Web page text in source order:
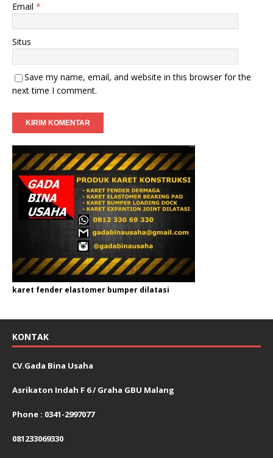
Email *
Situs
Save my name, email, and website in this browser for the
next time I comment.
karet fender elastomer bumper dilatasi
KONTAK
CV.Gada Bina Usaha
Asrikaton Indah F 6 / Graha GBU Malang
Phone : 0341-2997077
081233069330